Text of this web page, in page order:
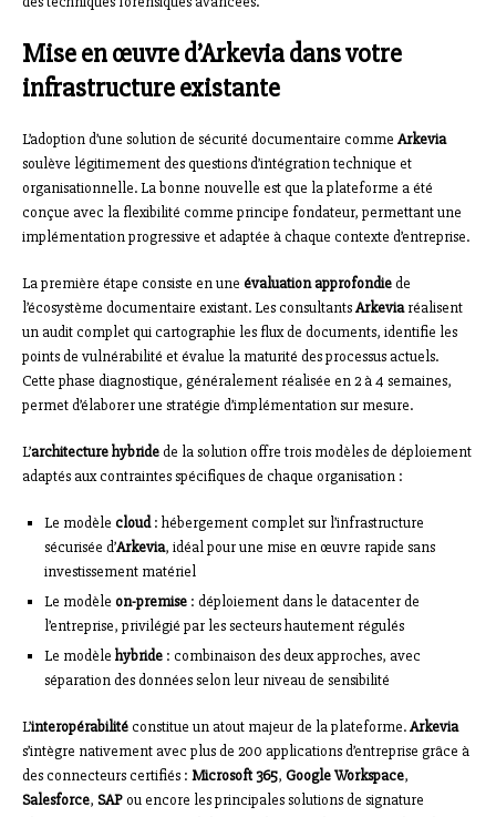
Mise en œuvre d’Arkevia dans votre
infrastructure existante
L’adoption d’une solution de sécurité documentaire comme Arkevia
soulève légitimement des questions d’intégration technique et
organisationnelle. La bonne nouvelle est que la plateforme a été
conçue avec la flexibilité comme principe fondateur, permettant une
implémentation progressive et adaptée à chaque contexte d’entreprise.
La première étape consiste en une évaluation approfondiede
l’écosystème documentaire existant. Les consultantsArkeviaréalisent
un audit complet qui cartographie les flux de documents, identifie les
points de vulnérabilité et évalue la maturité des processus actuels.
Cette phase diagnostique, généralement réalisée en 2 à 4 semaines,
permet d’élaborer une stratégie d’implémentation sur mesure.
L’architecture hybridede la solution offre trois modèles de déploiement
adaptés aux contraintes spécifiques de chaque organisation :
Le modèle cloud: hébergement complet sur l’infrastructure
sécurisée d’Arkevia, idéal pour une mise en œuvre rapide sans
investissement matériel
Le modèle on-premise : déploiement dans le datacenter de
l’entreprise, privilégié par les secteurs hautement régulés
Le modèle hybride : combinaison des deux approches, avec
séparation des données selon leur niveau de sensibilité
L’interopérabilitéconstitue un atout majeur de la plateforme.Arkevia
s’intègre nativement avec plus de 200 applications d’entreprise grâce à
des connecteurs certifiés : Microsoft 365, Google Workspace,
Salesforce, SAPou encore les principales solutions de signature